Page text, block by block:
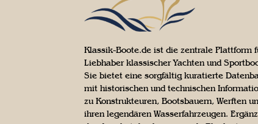
Klassik-Boote.de ist die zentrale Plattform
Liebhaber klassischer Yachten und
Sie bietet eine sorgfältig kuratierte
mit historischen und technischen
zu Konstrukteuren, Bootsbauern, Werften
ihren legendären Wasserfahrzeugen.